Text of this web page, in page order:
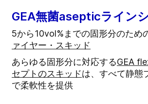
GEA無菌asepticライン
5から10vol%までの固形分のため
ァイヤー・スキッド
あらゆる固形分に対応するGEA
セプトのスキッドは、すべて静態
で柔軟性を提供